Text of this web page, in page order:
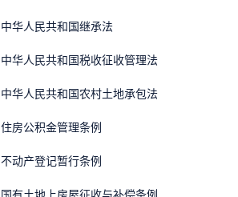
· 中华人民共和国继承法
· 中华人民共和国税收征收管理法
· 中华人民共和国农村土地承包法
· 住房公积金管理条例
· 不动产登记暂行条例